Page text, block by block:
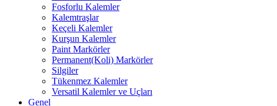
Fosforlu Kalemler
Kalemtraşlar
Keçeli Kalemler
Kurşun Kalemler
Paint Markörler
Permanent(Koli) Markörler
Silgiler
Tükenmez Kalemler
Versatil Kalemler ve Uçları
Genel